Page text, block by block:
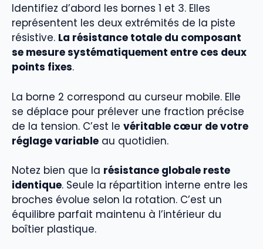
Identifiez d’abord les bornes 1 et 3. Elles
représentent les deux extrémités de la piste
résistive. La résistance totale du composant
se mesure systématiquement entre ces deux
points fixes.
La borne 2 correspond au curseur mobile. Elle
se déplace pour prélever une fraction précise
de la tension. C’est le véritable cœur de votre
réglage variable au quotidien.
Notez bien que la résistance globale reste
identique. Seule la répartition interne entre les
broches évolue selon la rotation. C’est un
équilibre parfait maintenu à l’intérieur du
boîtier plastique.